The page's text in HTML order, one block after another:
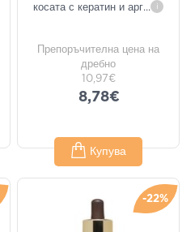
косата с кератин и арг... i
Препоръчителна цена на
дребно
10,97€
8,78€
Купува
-22%